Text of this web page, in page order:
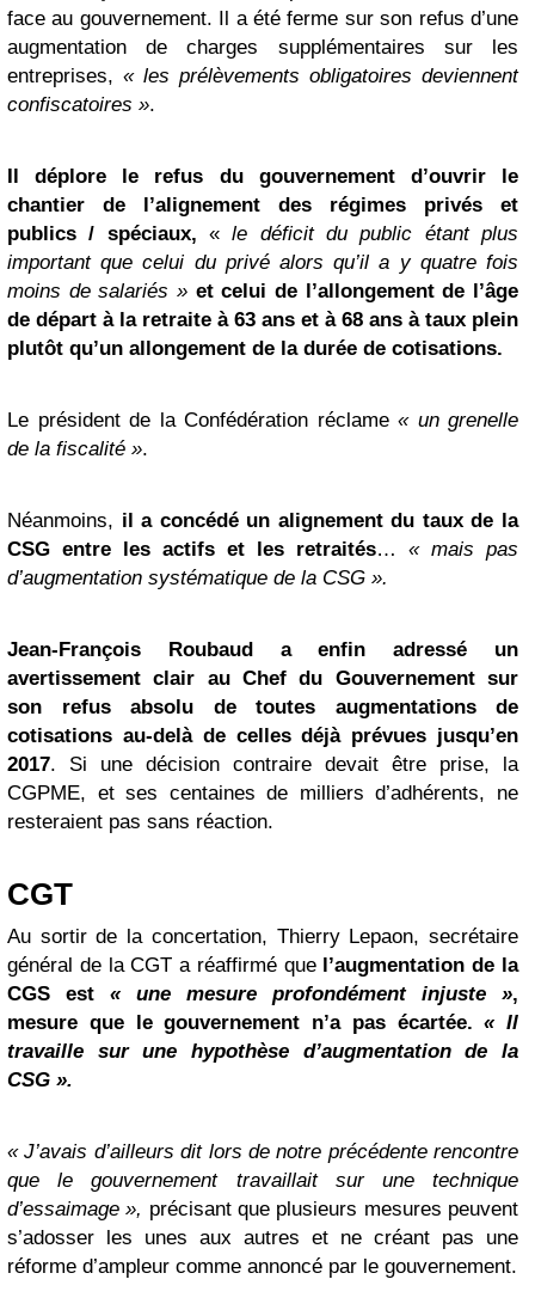
face au gouvernement. Il a été ferme sur son refus d’une
augmentation de charges supplémentaires sur les
entreprises, « les prélèvements obligatoires deviennent
confiscatoires ».
Il déplore le refus du gouvernement d’ouvrir le
chantier de l’alignement des régimes privés et
publics / spéciaux, « le déficit du public étant plus
important que celui du privé alors qu’il a y quatre fois
moins de salariés » et celui de l’allongement de l’âge
de départ à la retraite à 63 ans et à 68 ans à taux plein
plutôt qu’un allongement de la durée de cotisations.
Le président de la Confédération réclame « un grenelle
de la fiscalité ».
Néanmoins, il a concédé un alignement du taux de la
CSG entre les actifs et les retraités… « mais pas
d’augmentation systématique de la CSG ».
Jean-François Roubaud a enfin adressé un
avertissement clair au Chef du Gouvernement sur
son refus absolu de toutes augmentations de
cotisations au-delà de celles déjà prévues jusqu’en
2017. Si une décision contraire devait être prise, la
CGPME, et ses centaines de milliers d’adhérents, ne
resteraient pas sans réaction.
CGT
Au sortir de la concertation, Thierry Lepaon, secrétaire
général de la CGT a réaffirmé que l’augmentation de la
CGS est « une mesure profondément injuste »,
mesure que le gouvernement n’a pas écartée.« Il
travaille sur une hypothèse d’augmentation de la
CSG ».
« J’avais d’ailleurs dit lors de notre précédente rencontre
que le gouvernement travaillait sur une technique
d’essaimage », précisant que plusieurs mesures peuvent
s’adosser les unes aux autres et ne créant pas une
réforme d’ampleur comme annoncé par le gouvernement.